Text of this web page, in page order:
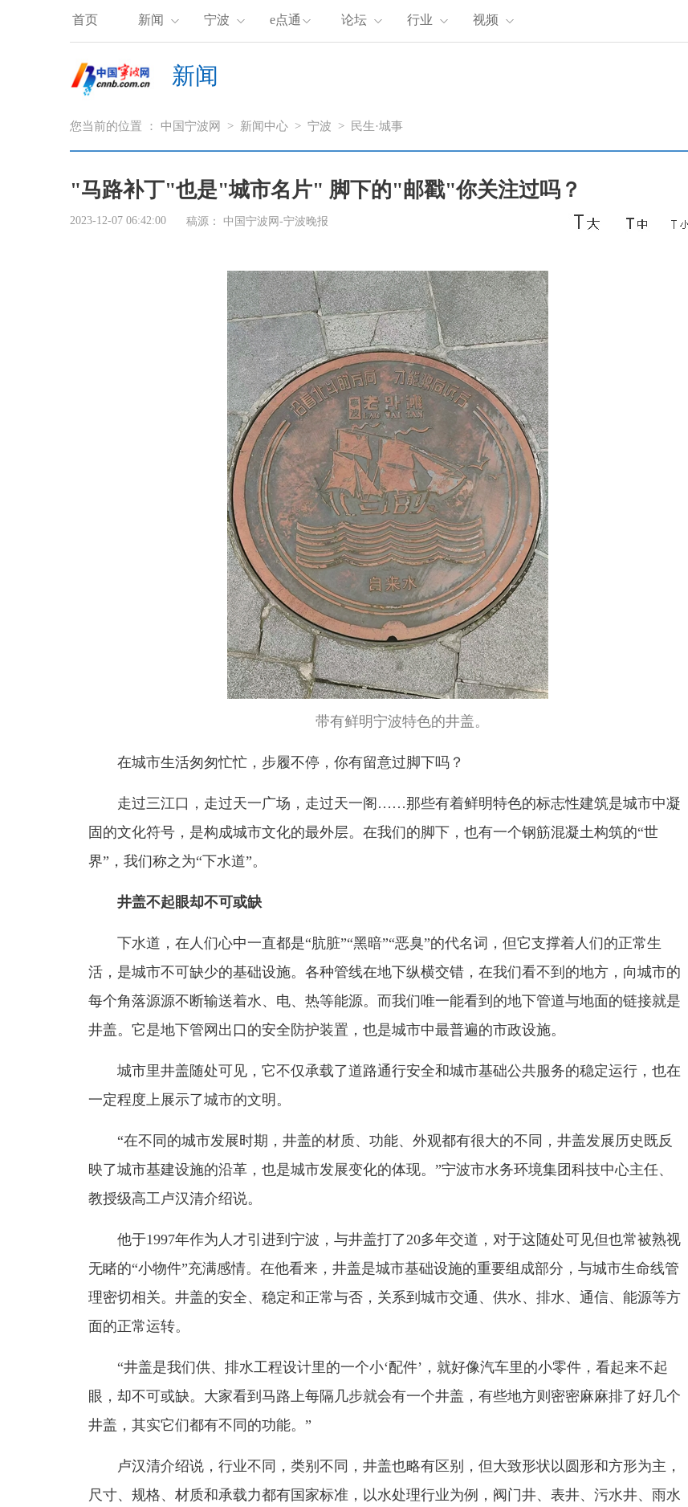
首页 新闻 宁波 e点通 论坛 行业 视频
新闻
您当前的位置 ： 中国宁波网 > 新闻中心 > 宁波 > 民生·城事
"马路补丁"也是"城市名片" 脚下的"邮戳"你关注过吗？
2023-12-07 06:42:00 稿源： 中国宁波网-宁波晚报
带有鲜明宁波特色的井盖。
在城市生活匆匆忙忙，步履不停，你有留意过脚下吗？
走过三江口，走过天一广场，走过天一阁……那些有着鲜明特色的标志性建筑是城市中凝
固的文化符号，是构成城市文化的最外层。在我们的脚下，也有一个钢筋混凝土构筑的“世
界”，我们称之为“下水道”。
井盖不起眼却不可或缺
下水道，在人们心中一直都是“肮脏”“黑暗”“恶臭”的代名词，但它支撑着人们的正常生
活，是城市不可缺少的基础设施。各种管线在地下纵横交错，在我们看不到的地方，向城市的
每个角落源源不断输送着水、电、热等能源。而我们唯一能看到的地下管道与地面的链接就是
井盖。它是地下管网出口的安全防护装置，也是城市中最普遍的市政设施。
城市里井盖随处可见，它不仅承载了道路通行安全和城市基础公共服务的稳定运行，也在
一定程度上展示了城市的文明。
“在不同的城市发展时期，井盖的材质、功能、外观都有很大的不同，井盖发展历史既反
映了城市基建设施的沿革，也是城市发展变化的体现。”宁波市水务环境集团科技中心主任、
教授级高工卢汉清介绍说。
他于1997年作为人才引进到宁波，与井盖打了20多年交道，对于这随处可见但也常被熟视
无睹的“小物件”充满感情。在他看来，井盖是城市基础设施的重要组成部分，与城市生命线管
理密切相关。井盖的安全、稳定和正常与否，关系到城市交通、供水、排水、通信、能源等方
面的正常运转。
“井盖是我们供、排水工程设计里的一个小‘配件’，就好像汽车里的小零件，看起来不起
眼，却不可或缺。大家看到马路上每隔几步就会有一个井盖，有些地方则密密麻麻排了好几个
井盖，其实它们都有不同的功能。”
卢汉清介绍说，行业不同，类别不同，井盖也略有区别，但大致形状以圆形和方形为主，
尺寸、规格、材质和承载力都有国家标准，以水处理行业为例，阀门井、表井、污水井、雨水